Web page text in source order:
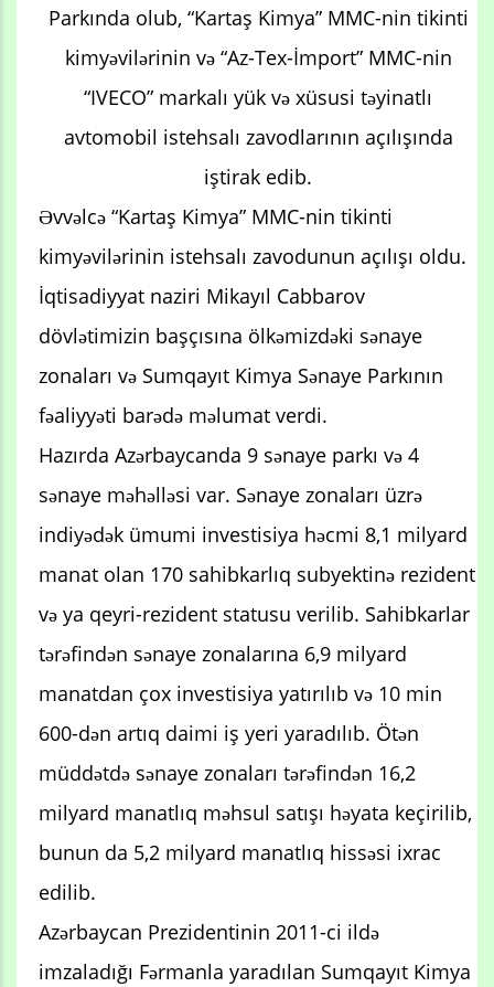
Parkında olub, “Kartaş Kimya” MMC-nin tikinti
kimyəvilərinin və “Az-Tex-İmport” MMC-nin
“IVECO” markalı yük və xüsusi təyinatlı
avtomobil istehsalı zavodlarının açılışında
iştirak edib.
Əvvəlcə “Kartaş Kimya” MMC-nin tikinti
kimyəvilərinin istehsalı zavodunun açılışı oldu.
İqtisadiyyat naziri Mikayıl Cabbarov
dövlətimizin başçısına ölkəmizdəki sənaye
zonaları və Sumqayıt Kimya Sənaye Parkının
fəaliyyəti barədə məlumat verdi.
Hazırda Azərbaycanda 9 sənaye parkı və 4
sənaye məhəlləsi var. Sənaye zonaları üzrə
indiyədək ümumi investisiya həcmi 8,1 milyard
manat olan 170 sahibkarlıq subyektinə rezident
və ya qeyri-rezident statusu verilib. Sahibkarlar
tərəfindən sənaye zonalarına 6,9 milyard
manatdan çox investisiya yatırılıb və 10 min
600-dən artıq daimi iş yeri yaradılıb. Ötən
müddətdə sənaye zonaları tərəfindən 16,2
milyard manatlıq məhsul satışı həyata keçirilib,
bunun da 5,2 milyard manatlıq hissəsi ixrac
edilib.
Azərbaycan Prezidentinin 2011-ci ildə
imzaladığı Fərmanla yaradılan Sumqayıt Kimya